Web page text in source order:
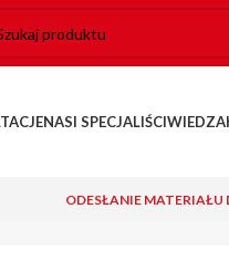
NASI SPECJALIŚCIWIEDZA
ODESŁANIE MATERIAŁU